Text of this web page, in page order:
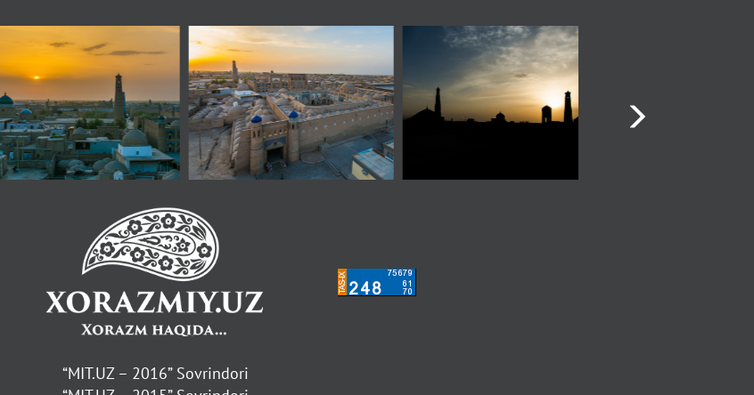
“MIT.UZ – 2016” Sovrindori